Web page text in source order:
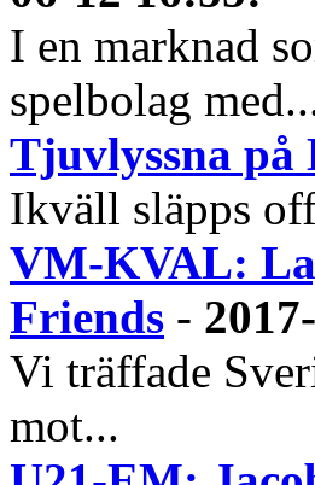
I en marknad
spelbolag
Tjuvlyssna på
Ikväll släpps
VM-KVAL:
Friends -
Vi träffade
mot...